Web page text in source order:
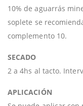
10% de aguarrás
soplete se
complemento 10.
SECADO
2 a 4hs al tacto.
APLICACIÓN